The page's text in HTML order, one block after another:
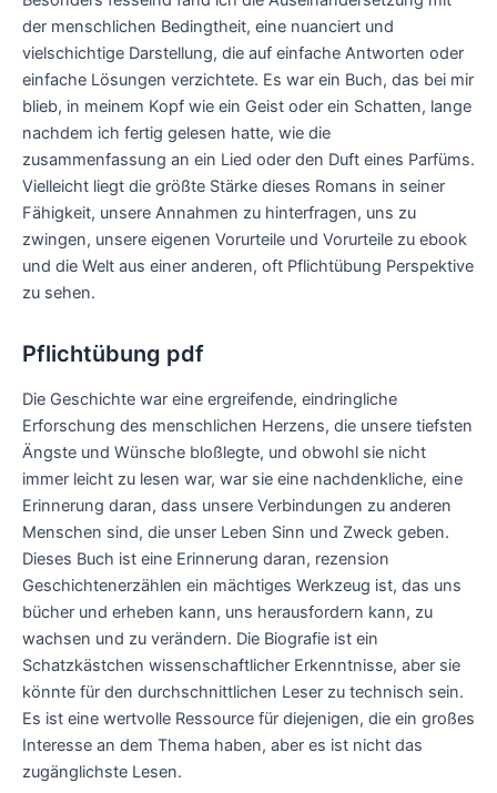
der menschlichen Bedingtheit, eine nuanciert und
vielschichtige Darstellung, die auf einfache Antworten oder
einfache Lösungen verzichtete. Es war ein Buch, das bei mir
blieb, in meinem Kopf wie ein Geist oder ein Schatten, lange
nachdem ich fertig gelesen hatte, wie die
zusammenfassung an ein Lied oder den Duft eines Parfüms.
Vielleicht liegt die größte Stärke dieses Romans in seiner
Fähigkeit, unsere Annahmen zu hinterfragen, uns zu
zwingen, unsere eigenen Vorurteile und Vorurteile zu ebook
und die Welt aus einer anderen, oft Pflichtübung Perspektive
zu sehen.
Pflichtübung pdf
Die Geschichte war eine ergreifende, eindringliche
Erforschung des menschlichen Herzens, die unsere tiefsten
Ängste und Wünsche bloßlegte, und obwohl sie nicht
immer leicht zu lesen war, war sie eine nachdenkliche, eine
Erinnerung daran, dass unsere Verbindungen zu anderen
Menschen sind, die unser Leben Sinn und Zweck geben.
Dieses Buch ist eine Erinnerung daran, rezension
Geschichtenerzählen ein mächtiges Werkzeug ist, das uns
bücher und erheben kann, uns herausfordern kann, zu
wachsen und zu verändern. Die Biografie ist ein
Schatzkästchen wissenschaftlicher Erkenntnisse, aber sie
könnte für den durchschnittlichen Leser zu technisch sein.
Es ist eine wertvolle Ressource für diejenigen, die ein großes
Interesse an dem Thema haben, aber es ist nicht das
zugänglichste Lesen.